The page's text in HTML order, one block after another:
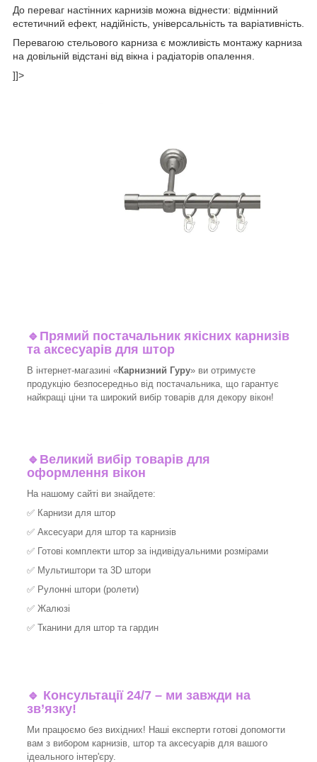
До переваг настінних карнизів можна віднести: відмінний
естетичний ефект, надійність, універсальність та варіативність.
Перевагою стельового карниза є можливість монтажу карниза
на довільній відстані від вікна і радіаторів опалення.
]]>
🔹 Прямий постачальник якісних карнизів
та аксесуарів для штор
В інтернет-магазині «Карнизний Гуру» ви отримуєте
продукцію безпосередньо від постачальника, що гарантує
найкращі ціни та широкий вибір товарів для декору вікон!​
🔹 Великий вибір товарів для
оформлення вікон
На нашому сайті ви знайдете:
✅ Карнизи для штор
✅ Аксесуари для штор та карнизів
✅ Готові комплекти штор за індивідуальними розмірами
✅ Мультиштори та 3D штори
✅ Рулонні штори (ролети)
✅ Жалюзі
✅ Тканини для штор та гардин
🔹 Консультації 24/7 – ми завжди на
зв’язку!
Ми працюємо без вихідних! Наші експерти готові допомогти
вам з вибором карнизів, штор та аксесуарів для вашого
ідеального інтер'єру.​